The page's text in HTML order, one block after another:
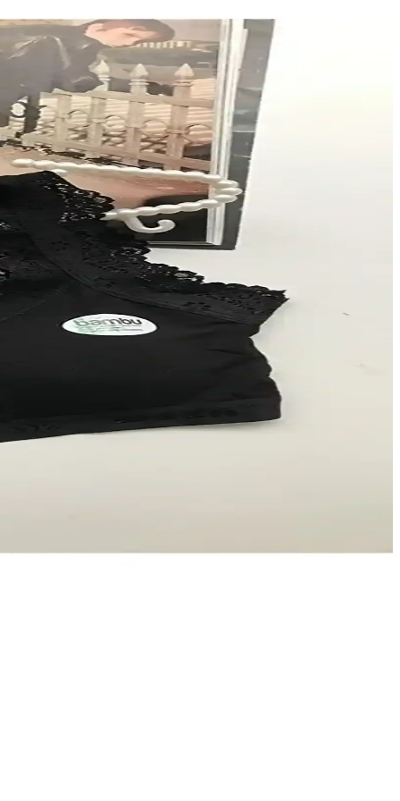
ön planda tutuluyor. Günlük kullanıma uygun ürünler tercih
ve uygun fiyat avantajlarıyla rahat ve estetik iç giyim
çeşitli modeller mevcuttur.
günlük kullanım için ideal.
oluyoruz.
burada.
açısından avantaj sağlar.